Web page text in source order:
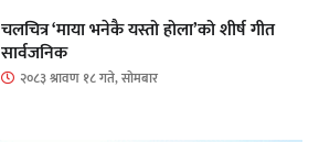
चलचित्र ‘माया भनेकै यस्तो होला’को शीर्ष गीत
सार्वजनिक
२०८३ श्रावण १८ गते, सोमबार